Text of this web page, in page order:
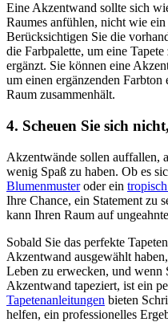
Eine Akzentwand sollte sich
Raumes anfühlen, nicht wie
Berücksichtigen Sie die
die Farbpalette, um eine
ergänzt. Sie können eine
um einen ergänzenden Farbton
Raum zusammenhält.
4. Scheuen Sie sich
Akzentwände sollen auffallen,
wenig Spaß zu haben. Ob es
Blumenmusteroder ein
Ihre Chance, ein Statement zu
kann Ihren Raum auf
Sobald Sie das perfekte
Akzentwand ausgewählt
Leben zu erwecken, und wenn
Akzentwand tapeziert, ist ein
Tapetenanleitungen bieten
helfen, ein professionelles